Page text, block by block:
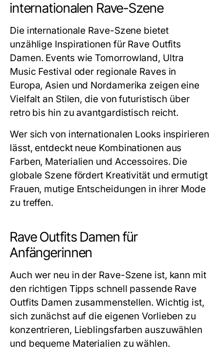
internationalen Rave-Szene
Die internationale Rave-Szene bietet
unzählige Inspirationen für Rave Outfits
Damen. Events wie Tomorrowland, Ultra
Music Festival oder regionale Raves in
Europa, Asien und Nordamerika zeigen eine
Vielfalt an Stilen, die von futuristisch über
retro bis hin zu avantgardistisch reicht.
Wer sich von internationalen Looks inspirieren
lässt, entdeckt neue Kombinationen aus
Farben, Materialien und Accessoires. Die
globale Szene fördert Kreativität und ermutigt
Frauen, mutige Entscheidungen in ihrer Mode
zu treffen.
Rave Outfits Damen für
Anfängerinnen
Auch wer neu in der Rave-Szene ist, kann mit
den richtigen Tipps schnell passende Rave
Outfits Damen zusammenstellen. Wichtig ist,
sich zunächst auf die eigenen Vorlieben zu
konzentrieren, Lieblingsfarben auszuwählen
und bequeme Materialien zu wählen.